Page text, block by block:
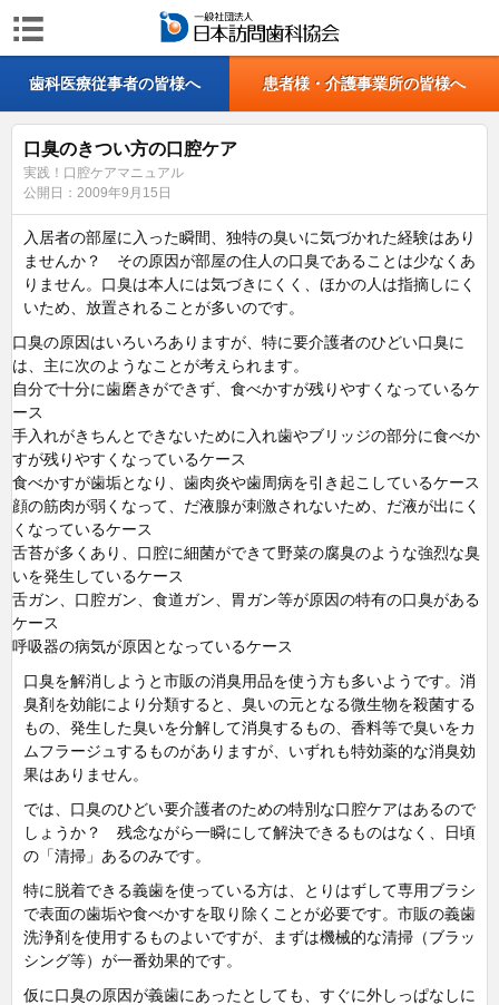
歯科医療従事者の皆様へ 患者様・介護事業所の皆様へ
口臭のきつい方の口腔ケア
実践！口腔ケアマニュアル
公開日： 2009年9月15日
入居者の部屋に入った瞬間、独特の臭いに気づかれた経験はあり
ませんか？ その原因が部屋の住人の口臭であることは少なくあ
りません。口臭は本人には気づきにくく、ほかの人は指摘しにく
いため、放置されることが多いのです。
口臭の原因はいろいろありますが、特に要介護者のひどい口臭に
は、主に次のようなことが考えられます。
自分で十分に歯磨きができず、食べかすが残りやすくなっているケ
ース
手入れがきちんとできないために入れ歯やブリッジの部分に食べか
すが残りやすくなっているケース
食べかすが歯垢となり、歯肉炎や歯周病を引き起こしているケース
顔の筋肉が弱くなって、だ液腺が刺激されないため、だ液が出にく
くなっているケース
舌苔が多くあり、口腔に細菌ができて野菜の腐臭のような強烈な臭
いを発生しているケース
舌ガン、口腔ガン、食道ガン、胃ガン等が原因の特有の口臭がある
ケース
呼吸器の病気が原因となっているケース
口臭を解消しようと市販の消臭用品を使う方も多いようです。消
臭剤を効能により分類すると、臭いの元となる微生物を殺菌する
もの、発生した臭いを分解して消臭するもの、香料等で臭いをカ
ムフラージュするものがありますが、いずれも特効薬的な消臭効
果はありません。
では、口臭のひどい要介護者のための特別な口腔ケアはあるので
しょうか？ 残念ながら一瞬にして解決できるものはなく、日頃
の「清掃」あるのみです。
特に脱着できる義歯を使っている方は、とりはずして専用ブラシ
で表面の歯垢や食べかすを取り除くことが必要です。市販の義歯
洗浄剤を使用するものよいですが、まずは機械的な清掃（ブラッ
シング等）が一番効果的です。
仮に口臭の原因が義歯にあったとしても、すぐに外しっぱなしに